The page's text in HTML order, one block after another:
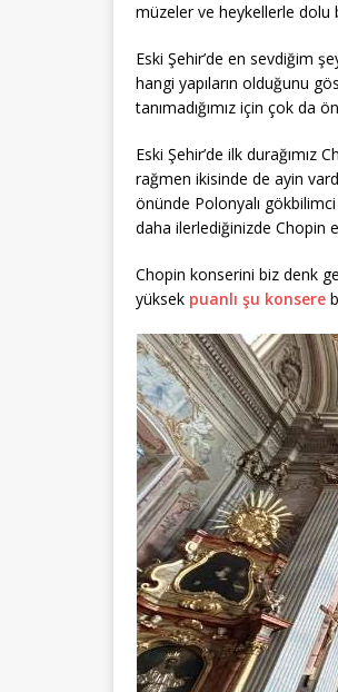
müzeler ve heykellerle dolu
Eski Şehir’de en sevdiğim
hangi yapıların olduğunu
tanımadığımız için çok da
Eski Şehir’de ilk durağımız
rağmen ikisinde de ayin
önünde Polonyalı
daha ilerlediğinizde Chopin
Chopin konserini biz denk
yüksek puanlı şu konsere